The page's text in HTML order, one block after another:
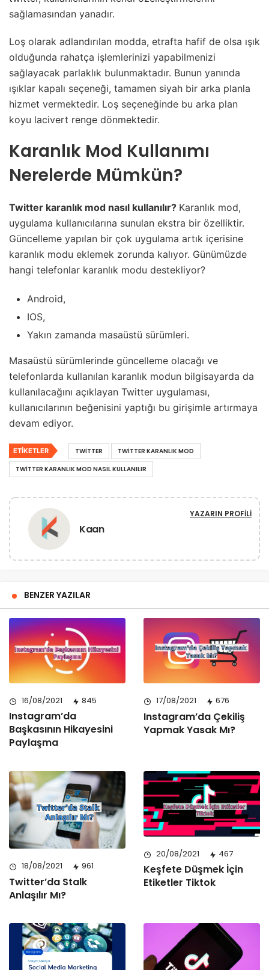
sağlamasından yanadır.
Loş olarak adlandırılan modda, etrafta hafif de olsa ışık
olduğunda rahatça işlemlerinizi yapabilmenizi
sağlayacak parlaklık bulunmaktadır. Bunun yanında
ışıklar kapalı seçeneği, tamamen siyah bir arka planla
hizmet vermektedir. Loş seçeneğinde bu arka plan
koyu lacivert renge dönmektedir.
Karanlık Mod Kullanımı
Nerelerde Mümkün?
Twitter karanlık mod nasıl kullanılır? Karanlık mod,
uygulama kullanıcılarına sunulan ekstra bir özelliktir.
Güncelleme yapılan bir çok uygulama artık içerisine
karanlık modu eklemek zorunda kalıyor. Günümüzde
hangi telefonlar karanlık modu destekliyor?
Android,
IOS,
Yakın zamanda masaüstü sürümleri.
Masaüstü sürümlerinde güncelleme olacağı ve
telefonlarda kullanılan karanlık modun bilgisayarda da
kullanılacağını açıklayan Twitter uygulaması,
kullanıcılarının beğenisini yaptığı bu girişimle artırmaya
devam ediyor.
ETIKETLER TWITTER
TWITTER KARANLIK MOD
TWITTER KARANLIK MOD NASIL KULLANILIR
Kaan
YAZARIN PROFILI
BENZER YAZILAR
16/08/2021 845
Instagram’da
Başkasının Hikayesini
Paylaşma
17/08/2021 676
Instagram’da Çekiliş
Yapmak Yasak Mı?
18/08/2021 961
Twitter’da Stalk
Anlaşılır Mı?
20/08/2021 467
Keşfete Düşmek İçin
Etiketler Tiktok